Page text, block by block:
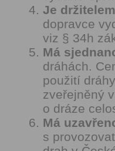
Je
dopravce
viz § 34h
Má
dráhách.
použití
zveřejněný
o dráze
Má
s